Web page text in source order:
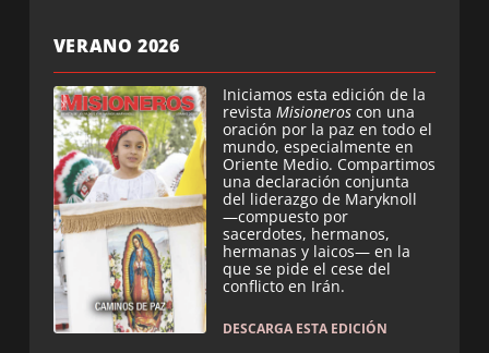
VERANO 2026
Iniciamos esta edición de la
revista Misioneros con una
oración por la paz en todo el
mundo, especialmente en
Oriente Medio. Compartimos
una declaración conjunta
del liderazgo de Maryknoll
—compuesto por
sacerdotes, hermanos,
hermanas y laicos— en la
que se pide el cese del
conflicto en Irán.
DESCARGA ESTA EDICIÓN